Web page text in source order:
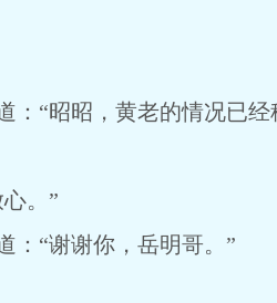
：“昭昭，黄老的情况已
。”
：“谢谢你，岳明哥。”